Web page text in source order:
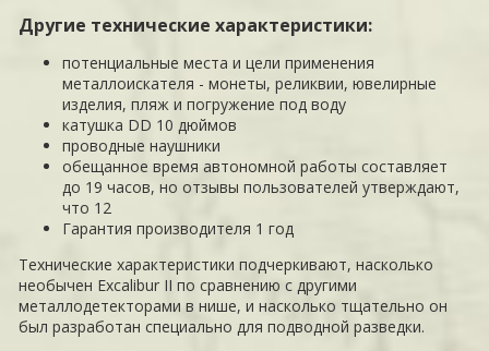
Другие технические характеристики:
потенциальные места и цели применения
металлоискателя - монеты, реликвии, ювелирные
изделия, пляж и погружение под воду
катушка DD 10 дюймов
проводные наушники
обещанное время автономной работы составляет
до 19 часов, но отзывы пользователей утверждают,
что 12
Гарантия производителя 1 год
Технические характеристики подчеркивают, насколько
необычен Excalibur II по сравнению с другими
металлодетекторами в нише, и насколько тщательно он
был разработан специально для подводной разведки.